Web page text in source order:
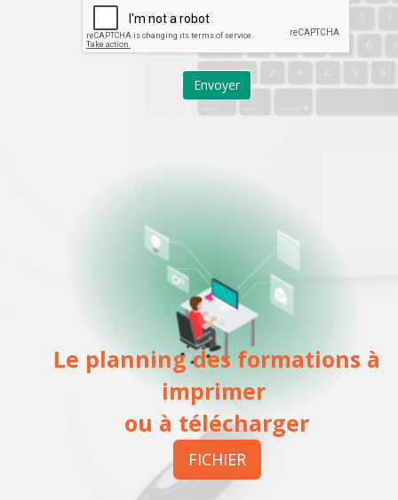
Envoyer
Le planning des formations à
imprimer
ou à télécharger
FICHIER